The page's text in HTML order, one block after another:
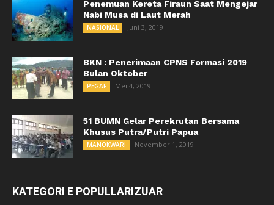
Penemuan Kereta Firaun Saat Mengejar
Nabi Musa di Laut Merah
NASIONAL Juni 3, 2019
BKN : Penerimaan CPNS Formasi 2019
Bulan Oktober
PEGAF Mei 4, 2019
51 BUMN Gelar Perekrutan Bersama
Khusus Putra/Putri Papua
MANOKWARI November 1, 2019
KATEGORI E POPULLARIZUAR